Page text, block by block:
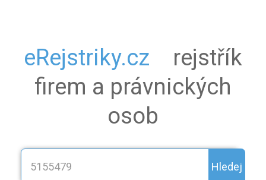
eRejstriky.cz
rejstřík
firem a právnických
osob
Hledej